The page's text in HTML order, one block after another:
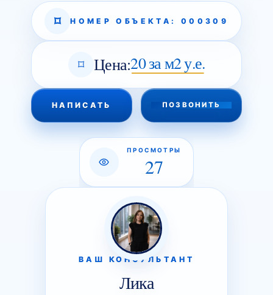
НОМЕР ОБЪЕКТА: 000309
Цена:20 за м2 у.е.
НАПИСАТЬ ПОЗВОНИТЬ
ПРОСМОТРЫ
27
ВАШ КОНСУЛЬТАНТ
Лика